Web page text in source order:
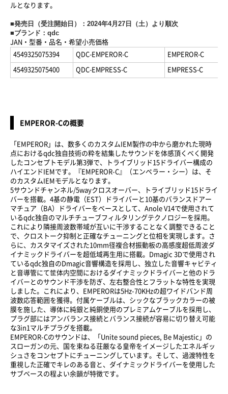
ルとなります。
■発売日（受注開始日）：2024年4月27日（土）より順次
■ブランド：qdc
JAN・型番・品名・希望小売価格
4549325075394
QDC-EMPEROR-C EMPEROR-C
4549325075400 QDC-EMPRESS-C EMPRESS-C
EMPEROR-Cの概要
「EMPEROR」は、数多くのカスタムIEM製作の中から磨かれた現時
点におけるqdc独自技術の粋を結集したサウンドを体感頂くべく開発
したコンセプトモデル第3弾で、トライブリッド15ドライバー構成の
ハイエンドIEMです。『EMPEROR-C』（エンペラー・シー）は、そ
のカスタムIEMモデルとなります。
5サウンドチャンネル/5wayクロスオーバー、トライブリッド15ドライ
バーを搭載。4基の静電（EST）ドライバーと10基のバランスドアー
マチュア（BA）ドライバーをベースとして、Anole V14で使用されて
いるqdc独自のマルチチューブフィルタリングテクノロジーを採用。
これにより隣接周波数帯域が互いに干渉することなく調整できること
で、クロストーク抑制と正確なチューニングと位相を実現します。さ
らに、カスタマイズされた10mm径複合材振動板の高感度超低周波ダ
イナミックドライバーを超低域再生用に搭載。Dmagic 3Dで使用され
ているqdc独自のDmagic音響構造を採用し、独立した音響キャビティ
と音導管にて筐体内空間におけるダイナミックドライバーと他のドラ
イバーとのサウンド干渉を防ぎ、左右整合性とフラットな特性を実現
しました。これにより、EMPERORは5Hz-70KHzの超ワイドバンド周
波数応答範囲を獲得。付属ケーブルは、シックなブラックカラーの被
膜を施した、導体に純銀と純銅使用のプレミアムケーブルを採用し、
プラグ部にはアンバランス接続とバランス接続が容易に切り替え可能
な3in1マルチプラグを搭載。
EMPEROR-Cのサウンドは、「Unite sound pieces, Be Majestic」の
スローガンの元、国を束ねる荘厳なる皇帝をイメージしたエネルギッ
シュさをコンセプトにチューニングしています。そして、過渡特性を
重視した正確でキレのある音と、ダイナミックドライバーを使用した
サブベースの程よい余韻が特徴です。